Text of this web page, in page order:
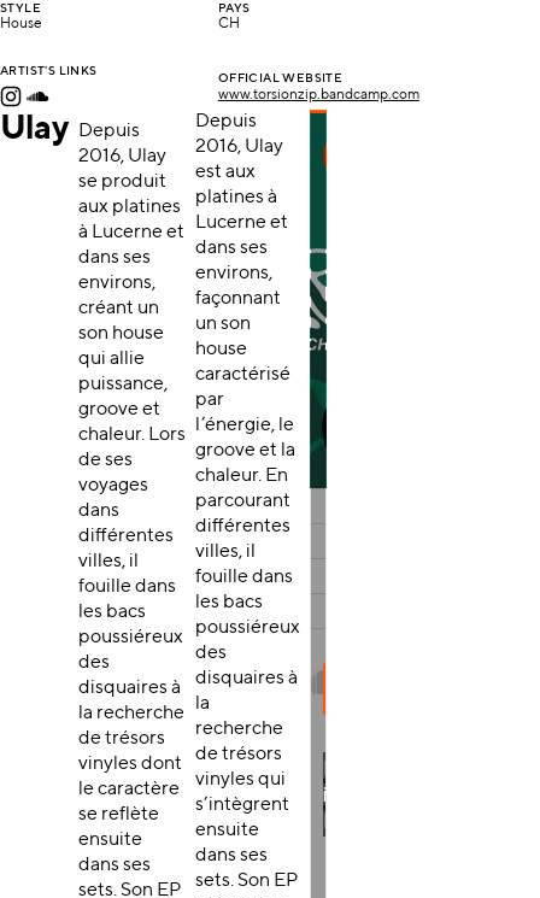
STYLE
House
PAYS
CH
ARTIST'S LINKS
OFFICIAL WEBSITE
www.torsionzip.bandcamp.com
Ulay
Depuis
2016, Ulay
se produit
aux platines
à Lucerne et
dans ses
environs,
créant un
son house
qui allie
puissance,
groove et
chaleur. Lors
de ses
voyages
dans
différentes
villes, il
fouille dans
les bacs
poussiéreux
des
disquaires à
la recherche
de trésors
vinyles dont
le caractère
se reflète
ensuite
dans ses
sets. Son EP
Depuis
2016, Ulay
est aux
platines à
Lucerne et
dans ses
environs,
façonnant
un son
house
caractérisé
par
l’énergie, le
groove et la
chaleur. En
parcourant
différentes
villes, il
fouille dans
les bacs
poussiéreux
des
disquaires à
la
recherche
de trésors
vinyles qui
s’intègrent
ensuite
dans ses
sets. Son EP